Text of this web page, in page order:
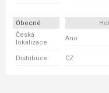
Obecné
Česká
lokalizace
Ano
Distribuce CZ